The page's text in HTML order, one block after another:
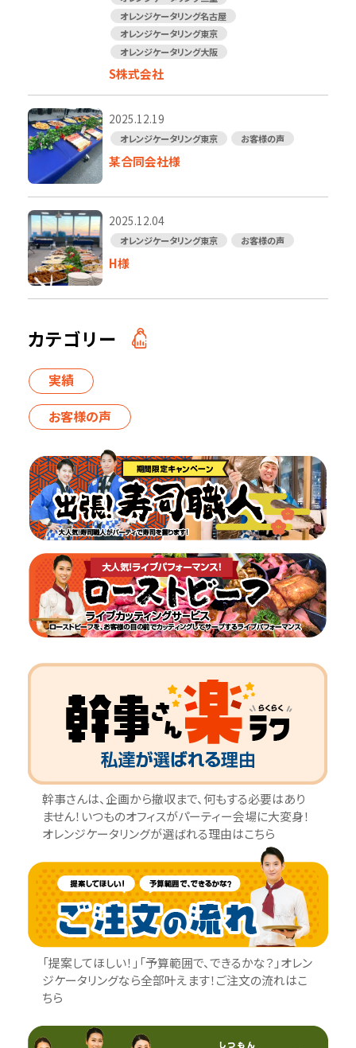
オレンジケータリング名古屋
オレンジケータリング東京
オレンジケータリング大阪
S株式会社
2025.12.19
オレンジケータリング東京 お客様の声
某合同会社様
2025.12.04
オレンジケータリング東京 お客様の声
H様
カテゴリー
実績
お客様の声
幹事さんは、企画から撤収まで、何もする必要はあり
ません！いつものオフィスがパーティー会場に大変身！
オレンジケータリングが選ばれる理由はこちら
「提案してほしい！」「予算範囲で、できるかな？」オレン
ジケータリングなら全部叶えます！ご注文の流れはこ
ちら